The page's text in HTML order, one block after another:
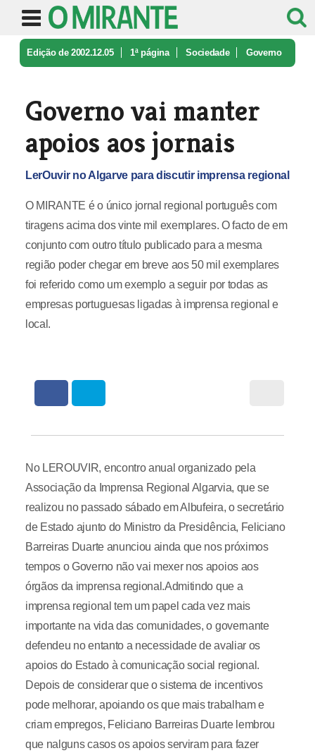
Edição de 2002.12.05 1ª página Sociedade Governo
Governo vai manter
apoios aos jornais
LerOuvir no Algarve para discutir imprensa regional
O MIRANTE é o único jornal regional português com
tiragens acima dos vinte mil exemplares. O facto de em
conjunto com outro título publicado para a mesma
região poder chegar em breve aos 50 mil exemplares
foi referido como um exemplo a seguir por todas as
empresas portuguesas ligadas à imprensa regional e
local.
No LEROUVIR, encontro anual organizado pela
Associação da Imprensa Regional Algarvia, que se
realizou no passado sábado em Albufeira, o secretário
de Estado ajunto do Ministro da Presidência, Feliciano
Barreiras Duarte anunciou ainda que nos próximos
tempos o Governo não vai mexer nos apoios aos
órgãos da imprensa regional.Admitindo que a
imprensa regional tem um papel cada vez mais
importante na vida das comunidades, o governante
defendeu no entanto a necessidade de avaliar os
apoios do Estado à comunicação social regional.
Depois de considerar que o sistema de incentivos
pode melhorar, apoiando os que mais trabalham e
criam empregos, Feliciano Barreiras Duarte lembrou
que nalguns casos os apoios serviram para fazer